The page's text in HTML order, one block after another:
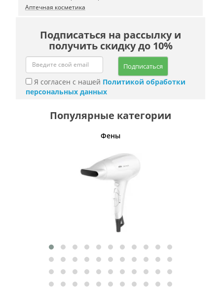
Аптечная косметика
Подписаться на рассылку и
получить скидку до 10%
Подписаться
Я согласен с нашей Политикой обработки
персональных данных
Популярные категории
Фены